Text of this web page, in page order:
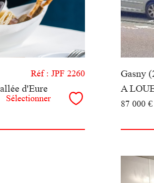
d'Eure
Réf : JPF 2260
Sélectionner
Gasny
A
87 000 €